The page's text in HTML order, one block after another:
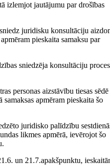
izlemjot jautājumu par drošības
juridisku konsultāciju
pieskaita samaksu par
sniedzēja konsultāciju
personas aizstāvību tiesas sēdē
apmēram pieskaita šo
juridisko palīdzību
likmes apmērā, ievērojot šo
un 21.7.apakšpunktu,